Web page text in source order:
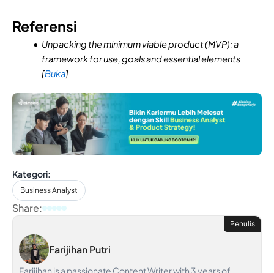
Referensi
Unpacking the minimum viable product (MVP): a
framework for use, goals and essential elements
[Buka]
Kategori:
Business Analyst
Share:
Penulis
Farijihan Putri
Farijihan is a passionate Content Writer with 3 years of